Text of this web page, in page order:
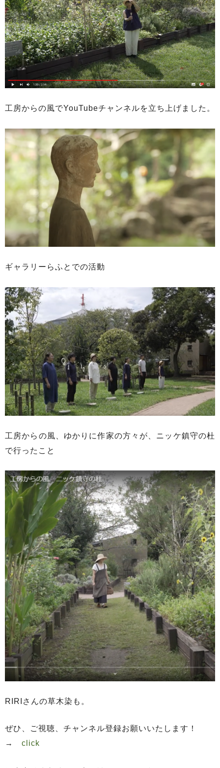
工房からの風でYouTubeチャンネルを立ち上げました。
ギャラリーらふとでの活動
工房からの風、ゆかりに作家の方々が、ニッケ鎮守の杜
で行ったこと
RIRIさんの草木染も。
ぜひ、ご視聴、チャンネル登録お願いいたします！
→ click